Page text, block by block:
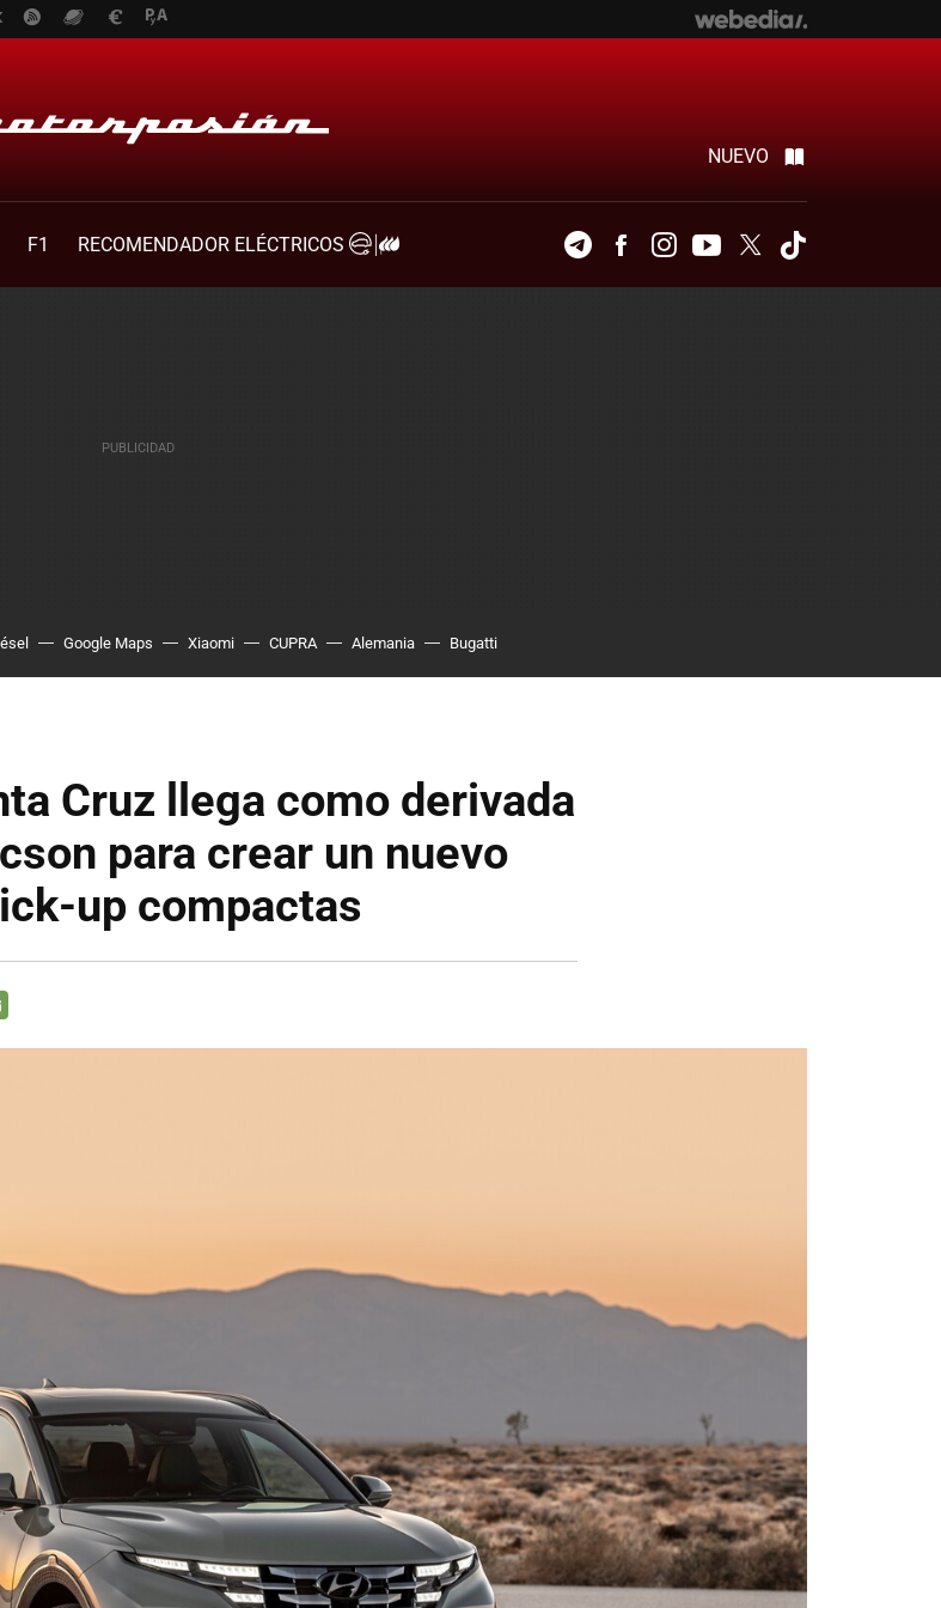
NUEVO
F1
RECOMENDADOR ELÉCTRICOS
TelegramFacebookInstagramYoutubeTwitter
Google Maps Xiaomi CUPRA Alemania Bugatti
Cruz llega como derivada
para crear un nuevo
up compactas